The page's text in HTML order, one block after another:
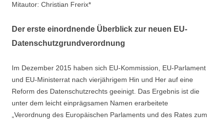
Mitautor: Christian Frerix*
Der erste einordnende Überblick zur neuen EU-
Datenschutzgrundverordnung
Im Dezember 2015 haben sich EU-Kommission, EU-Parlament
und EU-Ministerrat nach vierjährigem Hin und Her auf eine
Reform des Datenschutzrechts geeinigt. Das Ergebnis ist die
unter dem leicht einprägsamen Namen erarbeitete
„Verordnung des Europäischen Parlaments und des Rates zum